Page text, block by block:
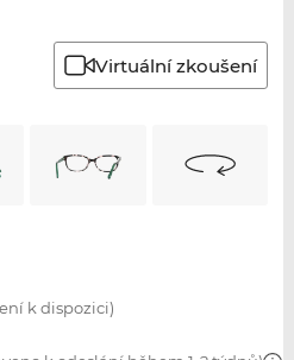
Virtuální zkoušení
k dispozici)